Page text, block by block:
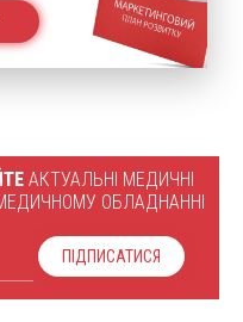
АКТУАЛЬНІ МЕДИЧНІ
ОБЛАДНАННІ
ПІДПИСАТИСЯ